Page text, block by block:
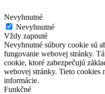
Nevyhnutné
Nevyhnutné
Vždy zapnuté
Nevyhnutné súbory cookie sú
fungovanie webovej stránky.
cookie, ktoré zabezpečujú
webovej stránky. Tieto cookies
informácie.
Funkčné